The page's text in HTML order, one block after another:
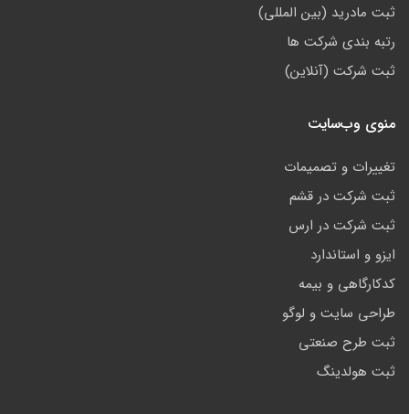
ثبت مادرید (بین المللی)
رتبه بندی شرکت ها
ثبت شرکت (آنلاین)
منوی وب‌سایت
تغییرات و تصمیمات
ثبت شرکت در قشم
ثبت شرکت در ارس
ایزو و استاندارد
کدکارگاهی و بیمه
طراحی سایت و لوگو
ثبت طرح صنعتی
ثبت هولدینگ